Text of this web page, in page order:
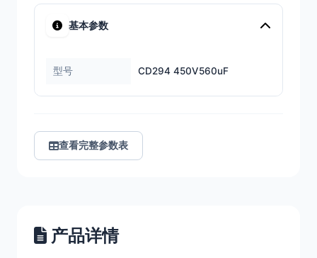
基本参数
型号 CD294 450V560uF
查看完整参数表
产品详情